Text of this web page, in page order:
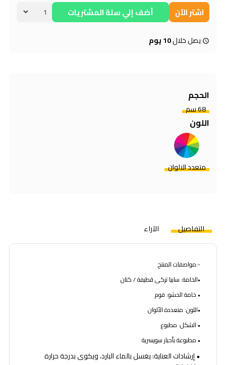
اشتر الآن أضف إلي سلة المشتريات
يصل خلال10 يوم
الحجم
68 سم
اللون
متعدد الالوان
التفاصيل الآراء
-:مواصفات المنتج
•الخامة: سابيا تركى قطيفة / كتان
• خامة الحشو: فوم
•اللون: متعددة الألوان
• الشكل: مطبوع
• مطبوعة بأحبار سويسرية
• إرشادات العناية: يغسل بالماء البارد، ويكوى بدرجة حرارة